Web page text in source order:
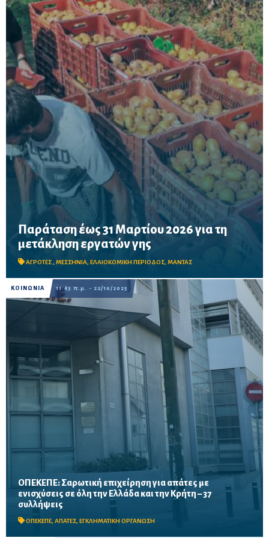
Παράταση έως 31 Μαρτίου 2026 για τη
μετάκληση εργατών γης
ΑΓΡΟΤΕΣ, ΜΕΣΣΗΝΙΑ, ΕΛΑΙΟΚΟΜΙΚΗ ΠΕΡΙΟΔΟΣ, ΜΑΝΤΑΣ
Παράταση έως 31 Μαρτίου 2026 για τις μετακλήσεις εργατών γης
– Κυβερνητική παρέμβαση μετά από αίτημα του Περικλή Μαντά
για τη στήριξη της ελαιοκομικής περιόδου στη Μεσσηνία
ΚΟΙΝΩΝΙΑ 11:43 π.μ. - 22/10/2025
ΟΠΕΚΕΠΕ: Σαρωτική επιχείρηση για απάτες με
ενισχύσεις σε όλη την Ελλάδα και την Κρήτη – 37
συλλήψεις
ΟΠΕΚΕΠΕ, ΑΠΑΤΕΣ, ΕΓΚΛΗΜΑΤΙΚΗ ΟΡΓΑΝΩΣΗ
Η Υποδιεύθυνση Αντιμετώπισης Οργανωμένου Εγκλήματος
εξαρθρώνει εγκληματική οργάνωση σε όλη την Ελλάδα